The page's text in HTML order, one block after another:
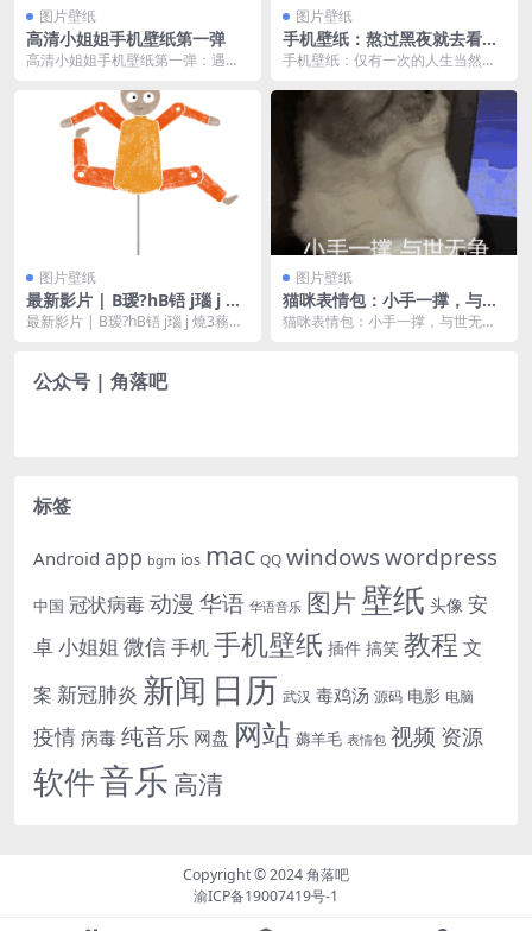
图片壁纸
高清小姐姐手机壁纸第一弹
高清小姐姐手机壁纸第一弹：遇到
图片壁纸
手机壁纸：熬过黑夜就去看日
出
手机壁纸：仅有一次的人生当然要
蜀唱便了情深日笃。热...
图片壁纸
最新影片 | B瑷?hB铻 j瑙 j 燒
3蓩予 嬈^脥鑑?嬸? 嬺嬝嬈栾?
繞~肧嬺嬝嬈嬨鑑?^
最新影片 | B瑷?hB铻 j瑙 j 燒3蓩予
图片壁纸
猫咪表情包：小手一撑，与世
无争。
猫咪表情包：小手一撑，与世无
公众号 | 角落吧
标签
Android app bgm ios mac QQ windowswordpress
中国 冠状病毒动漫 华语 华语音乐 图片 壁纸 头像 安
卓小姐姐 微信手机手机壁纸 插件 搞笑 教程 文
案 新冠肺炎 新闻 日历 武汉 毒鸡汤 源码 电影 电脑
疫情 病毒 纯音乐 网盘 网站 薅羊毛 表情包 视频 资源
软件音乐 高清
Copyright © 2024角落吧
渝ICP备19007419号-1